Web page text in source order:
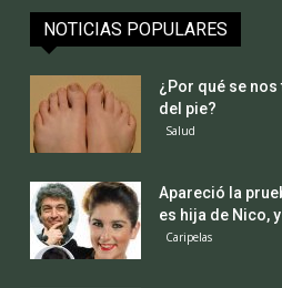
NOTICIAS POPULARES
¿Por qué se
del pie?
Salud
Apareció la
es hija de Nico,
Caripelas